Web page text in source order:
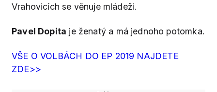
Vrahovicích se věnuje mládeži.
Pavel Dopita je ženatý a má jednoho potomka.
VŠE O VOLBÁCH DO EP 2019 NAJDETE
ZDE>>